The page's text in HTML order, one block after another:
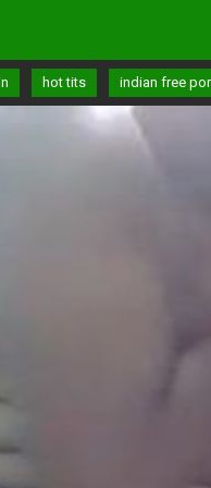
hot tits indian free